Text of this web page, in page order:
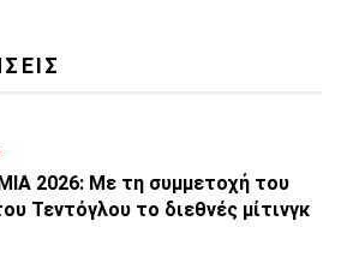
2026: Με τη συμμετοχή του
Τεντόγλου το διεθνές μίτινγκ